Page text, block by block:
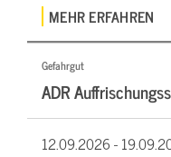
MEHR ERFAHREN
Gefahrgut
ADR
12.09.2026 -